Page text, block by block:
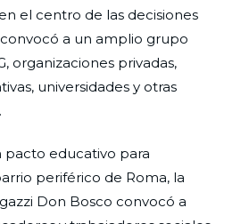
el centro de las decisiones
a un amplio grupo
organizaciones privadas,
universidades y otras
pacto educativo para
periférico de Roma, la
Don Bosco convocó a